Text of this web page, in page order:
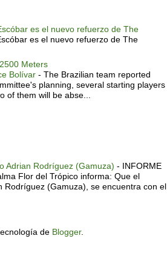
es el nuevo refuerzo de The
es el nuevo refuerzo de The
Meters
Bolívar - The Brazilian team reported
planning, several starting players
of them will be abse...
Adrian Rodríguez (Gamuza) - INFORME
Flor del Trópico informa: Que el
Rodríguez (Gamuza), se encuentra con el
de Blogger.